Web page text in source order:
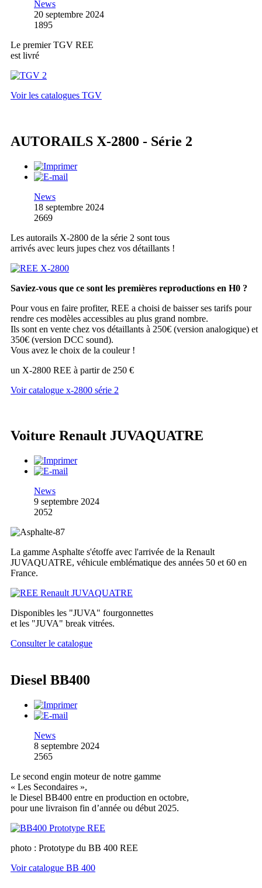
News
20 septembre 2024
1895
Le premier TGV REE
est livré
Voir les catalogues TGV
AUTORAILS X-2800 - Série 2
News
18 septembre 2024
2669
Les autorails X-2800 de la série 2 sont tous
arrivés avec leurs jupes chez vos détaillants !
Saviez-vous que ce sont les premières reproductions en H0 ?
Pour vous en faire profiter, REE a choisi de baisser ses tarifs pour
rendre ces modèles accessibles au plus grand nombre.
Ils sont en vente chez vos détaillants à 250€ (version analogique) et
350€ (version DCC sound).
Vous avez le choix de la couleur !
un X-2800 REE à partir de 250 €
Voir catalogue x-2800 série 2
Voiture Renault JUVAQUATRE
News
9 septembre 2024
2052
La gamme Asphalte s'étoffe avec l'arrivée de la Renault
JUVAQUATRE, véhicule emblématique des années 50 et 60 en
France.
Disponibles les "JUVA" fourgonnettes
et les "JUVA" break vitrées.
Consulter le catalogue
Diesel BB400
News
8 septembre 2024
2565
Le second engin moteur de notre gamme
« Les Secondaires »,
le Diesel BB400 entre en production en octobre,
pour une livraison fin d’année ou début 2025.
photo : Prototype du BB 400 REE
Voir catalogue BB 400